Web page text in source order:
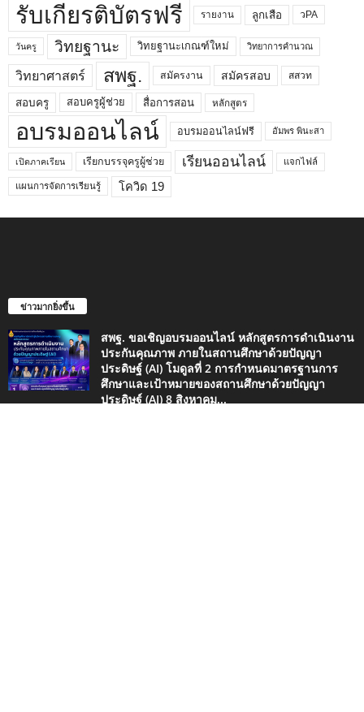
รับเกียรติบัตรฟรี รายงาน ลูกเสือ วPA
วันครู วิทยฐานะ วิทยฐานะเกณฑ์ใหม่ วิทยาการคำนวณ
วิทยาศาสตร์ สพฐ. สมัครงาน สมัครสอบ สสวท
สอบครู สอบครูผู้ช่วย สื่อการสอน หลักสูตร
อบรมออนไลน์ อบรมออนไลน์ฟรี อัมพร พินะสา
เปิดภาคเรียน เรียกบรรจุครูผู้ช่วย เรียนออนไลน์ แจกไฟล์
แผนการจัดการเรียนรู้ โควิด 19
ข่าวมากยิ่งขึ้น
สพฐ. ขอเชิญอบรมออนไลน์ หลักสูตรการดำเนินงาน
ประกันคุณภาพ ภายในสถานศึกษาด้วยปัญญา
ประดิษฐ์ (AI) โมดูลที่ 2 การกำหนดมาตรฐานการ
ศึกษาและเป้าหมายของสถานศึกษาด้วยปัญญา
ประดิษฐ์ (AI) 8 สิงหาคม...